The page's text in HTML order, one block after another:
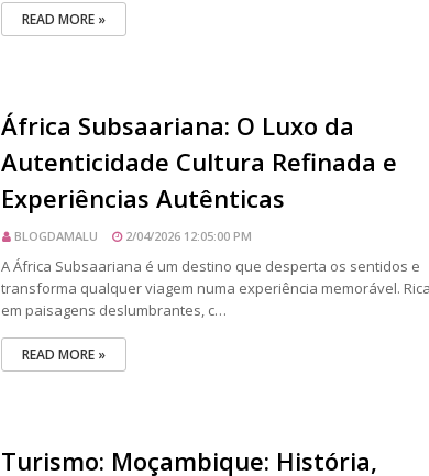
READ MORE »
África Subsaariana: O Luxo da
Autenticidade Cultura Refinada e
Experiências Autênticas
BLOGDAMALU 2/04/2026 12:05:00 PM
A África Subsaariana é um destino que desperta os sentidos e
transforma qualquer viagem numa experiência memorável. Rica
em paisagens deslumbrantes, c…
READ MORE »
Turismo: Moçambique: História,